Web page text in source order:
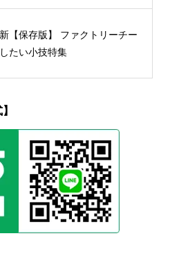
【保存版】 ファクトリーチー
たい小技特集